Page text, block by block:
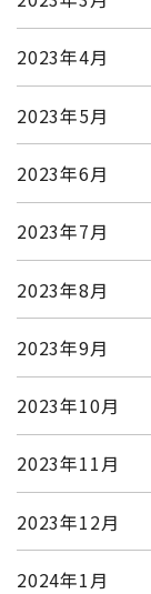
2023年4月
2023年5月
2023年6月
2023年7月
2023年8月
2023年9月
2023年10月
2023年11月
2023年12月
2024年1月